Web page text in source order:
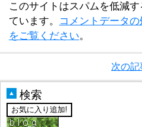
このサイトはスパムを低減
ています。
コメントデータ
をご覧ください。
次の記
▲ 検索